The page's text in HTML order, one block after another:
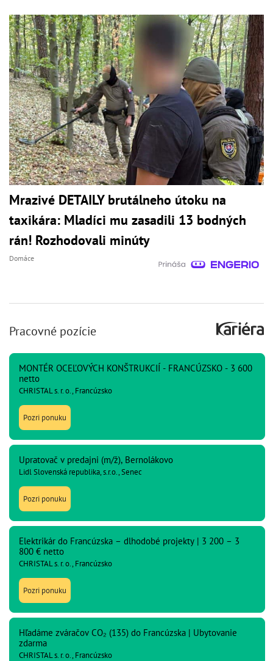
Mrazivé DETAILY brutálneho útoku na
taxikára: Mladíci mu zasadili 13 bodných
rán! Rozhodovali minúty
Domáce
Pracovné pozície
MONTÉR OCEĽOVÝCH KONŠTRUKCIÍ - FRANCÚZSKO - 3 600
netto
CHRISTAL s. r. o., Francúzsko
Pozri ponuku
Upratovač v predajni (m/ž), Bernolákovo
Lidl Slovenská republika, s.r.o., Senec
Pozri ponuku
Elektrikár do Francúzska – dlhodobé projekty | 3 200 – 3
800 € netto
CHRISTAL s. r. o., Francúzsko
Pozri ponuku
Hľadáme zváračov CO₂ (135) do Francúzska | Ubytovanie
zdarma
CHRISTAL s. r. o., Francúzsko